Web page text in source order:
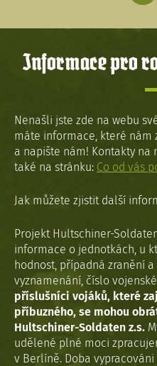
Informace pro
Nenašli jste zde na webu
máte informace, které nám
a napište nám! Kontakty na
také na stránku: Co od vás
Jak můžete zjistit další
Projekt Hultschiner-
informace o jednotkách, u
hodnost, případná zranění
vyznamenání, číslo
příslušníci vojáků, které
příbuzného, se mohou
Hultschiner-Soldaten z.s.
udělené plné moci
v Berlíně. Doba